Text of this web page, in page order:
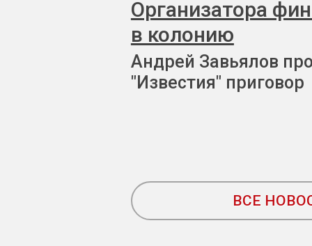
Организатора
в колонию
Андрей Завьялов
"Известия" приговор
ВСЕ